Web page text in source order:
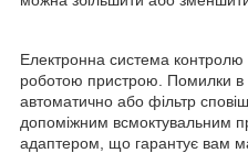
Електронна система контролю
роботою пристрою. Помилки в
автоматично або фільтр
допоміжним всмоктувальним
адаптером, що гарантує вам